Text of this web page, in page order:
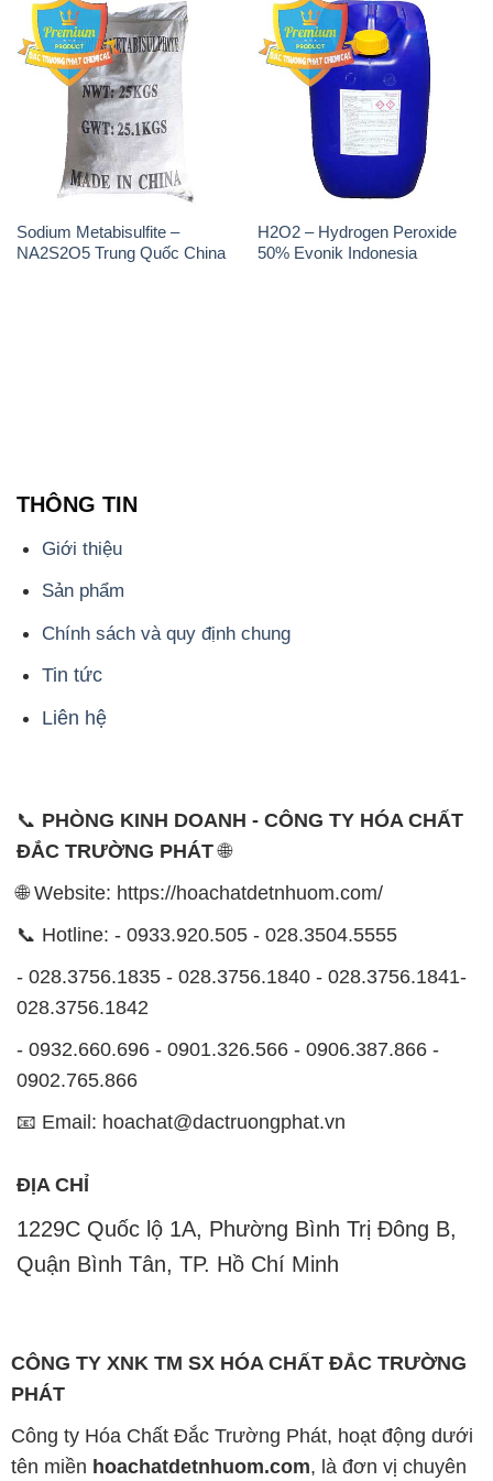
Sodium Metabisulfite –
NA2S2O5 Trung Quốc China
H2O2 – Hydrogen Peroxide
50% Evonik Indonesia
THÔNG TIN
Giới thiệu
Sản phẩm
Chính sách và quy định chung
Tin tức
Liên hệ
📞 PHÒNG KINH DOANH - CÔNG TY HÓA CHẤT
ĐẮC TRƯỜNG PHÁT🌐
🌐 Website: https://hoachatdetnhuom.com/
📞 Hotline: - 0933.920.505 - 028.3504.5555
- 028.3756.1835 - 028.3756.1840 - 028.3756.1841-
028.3756.1842
- 0932.660.696 - 0901.326.566 - 0906.387.866 -
0902.765.866
📧 Email: hoachat@dactruongphat.vn
ĐỊA CHỈ
1229C Quốc lộ 1A, Phường Bình Trị Đông B,
Quận Bình Tân, TP. Hồ Chí Minh
CÔNG TY XNK TM SX HÓA CHẤT ĐẮC TRƯỜNG
PHÁT
Công ty Hóa Chất Đắc Trường Phát, hoạt động dưới
tên miền hoachatdetnhuom.com, là đơn vị chuyên